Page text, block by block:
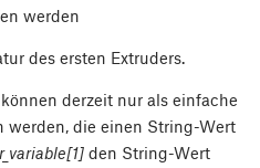
werden
des ersten Extruders.
derzeit nur als einfache
werden, die einen String-Wert
den String-Wert